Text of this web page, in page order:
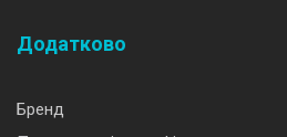
Додатково
Бренд